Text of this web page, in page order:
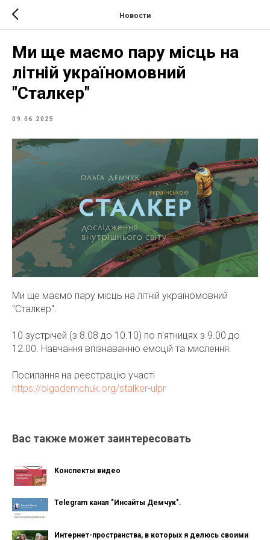
Новости
Ми ще маємо пару місць на
літній україномовний
"Сталкер"
09.06.2025
Ми ще маємо пару місць на літній україномовний
"Сталкер".
10 зустрічей (з 8.08 до 10.10) по п'ятницях з 9.00 до
12.00. Навчання впізнаванню емоцій та мислення.
Посилання на реєстрацію участі
https://olgademchuk.org/stalker-ulpr
Вас также может заинтересовать
Конспекты видео
Telegram канал "Инсайты Демчук".
Интернет-пространства, в которых я делюсь своими